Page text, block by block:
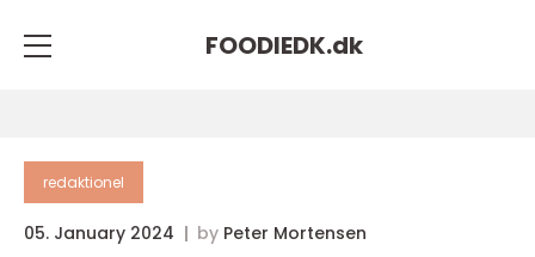
FOODIEDK.dk
redaktionel
05. January 2024 by Peter Mortensen